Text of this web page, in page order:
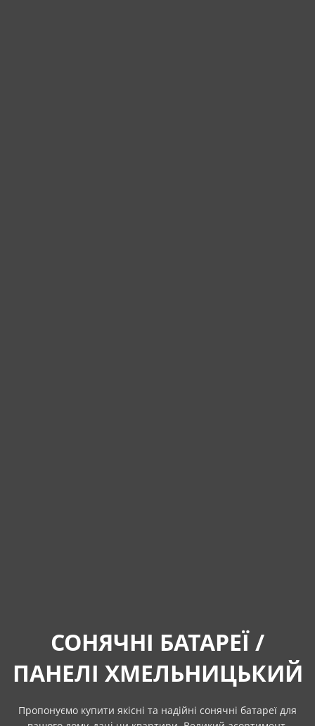
СОНЯЧНІ БАТАРЕЇ /
ПАНЕЛІ ХМЕЛЬНИЦЬКИЙ
Пропонуємо купити якісні та надійні сонячні батареї для